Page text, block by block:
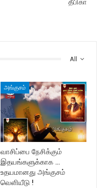
தீபிகா
All
அங்குசம்
வாசிப்பை நேசிக்கும்
இதயங்களுக்காக …
உதயமானது அங்குசம்
வெளியீடு !